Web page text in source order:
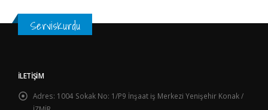
ServisKurdu
İLETIŞIM
Adres: 1004 Sokak No: 1/P9 İnşaat iş Merkezi Yenişehir Konak /